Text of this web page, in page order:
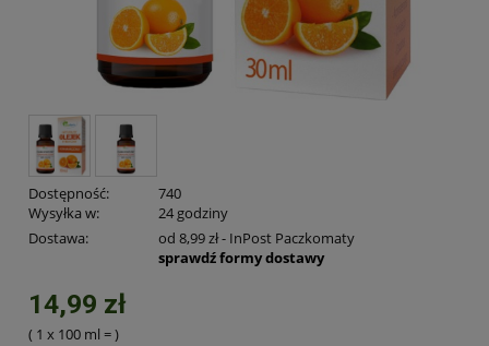
Dostępność:
740
Wysyłka w:
24 godziny
Dostawa:
od 8,99 zł- InPost Paczkomaty
sprawdź formy dostawy
14,99 zł
( 1 x 100 ml =)